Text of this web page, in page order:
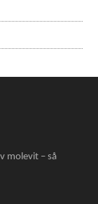
molevit – så